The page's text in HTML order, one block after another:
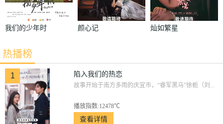
我们的少年时
颜心记 灿如繁星
热播榜
1 陷入我们的热恋
故事开始于南方多雨的庆宜市，“睿军黑马”徐栀（刘...
播放指数:12478℃
查看详情